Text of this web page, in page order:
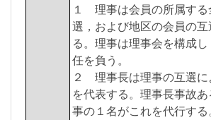
１ 理事は会員の所属する
選，および地区の会員の
る。理事は理事会を構成
任を負う。
２ 理事長は理事の互選に
を代表する。理事長事故
事の１名がこれを代行する